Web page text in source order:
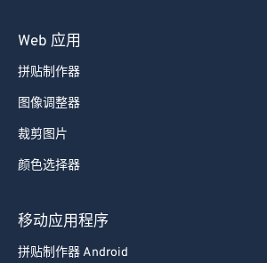
Web 应用
拼贴制作器
图像调整器
裁剪图片
颜色选择器
移动应用程序
拼贴制作器 Android